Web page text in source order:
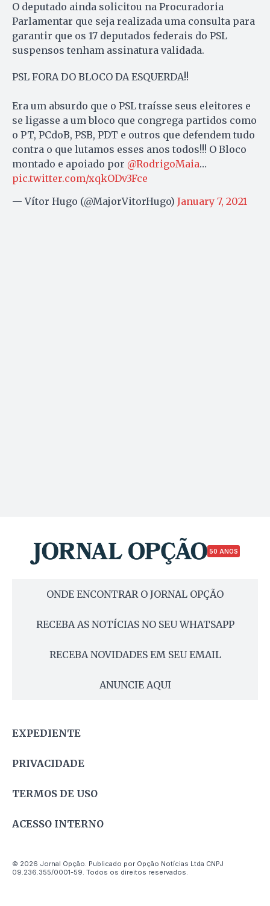
O deputado ainda solicitou na Procuradoria
Parlamentar que seja realizada uma consulta para
garantir que os 17 deputados federais do PSL
suspensos tenham assinatura validada.
PSL FORA DO BLOCO DA ESQUERDA!!
Era um absurdo que o PSL traísse seus eleitores e
se ligasse a um bloco que congrega partidos como
o PT, PCdoB, PSB, PDT e outros que defendem tudo
contra o que lutamos esses anos todos!!! O Bloco
montado e apoiado por @RodrigoMaia…
pic.twitter.com/xqkODv3Fce
— Vítor Hugo (@MajorVitorHugo) January 7, 2021
50 ANOS
ONDE ENCONTRAR O JORNAL OPÇÃO
RECEBA AS NOTÍCIAS NO SEU WHATSAPP
RECEBA NOVIDADES EM SEU EMAIL
ANUNCIE AQUI
EXPEDIENTE
PRIVACIDADE
TERMOS DE USO
ACESSO INTERNO
© 2026 Jornal Opção. Publicado por Opção Notícias Ltda CNPJ
09.236.355/0001-59. Todos os direitos reservados.